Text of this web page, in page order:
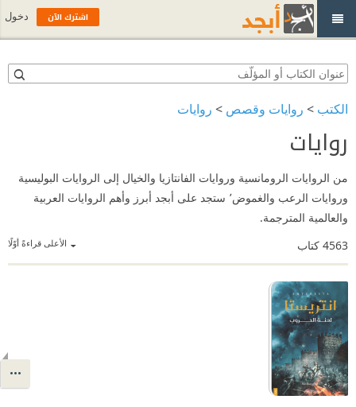
الكتب > روايات وقصص > روايات
روايات
من الروايات الرومانسية وروايات الفانتازيا والخيال إلى الروايات البوليسية
وروايات الرعب والغموض٬ ستجد على أبجد أبرز وأهم الروايات العربية
والعالمية المترجمة.
الأعلى قراءةً أوّلًا 4563 كتاب
اشترك الآن دخول